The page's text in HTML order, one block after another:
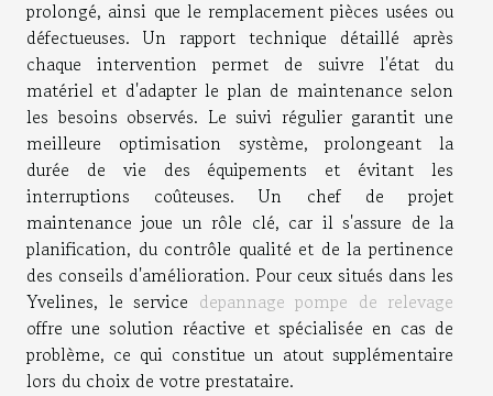
prolongé, ainsi que le remplacement pièces usées ou
défectueuses. Un rapport technique détaillé après
chaque intervention permet de suivre l'état du
matériel et d'adapter le plan de maintenance selon
les besoins observés. Le suivi régulier garantit une
meilleure optimisation système, prolongeant la
durée de vie des équipements et évitant les
interruptions coûteuses. Un chef de projet
maintenance joue un rôle clé, car il s'assure de la
planification, du contrôle qualité et de la pertinence
des conseils d'amélioration. Pour ceux situés dans les
Yvelines, le service depannage pompe de relevage
offre une solution réactive et spécialisée en cas de
problème, ce qui constitue un atout supplémentaire
lors du choix de votre prestataire.